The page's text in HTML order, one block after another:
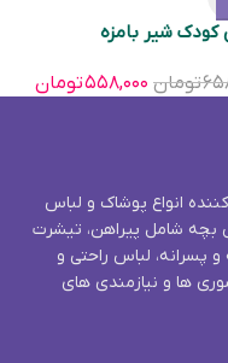
کودک شیر بامزه
تومان ۵۵۸,۰۰۰تومان
کننده انواع پوشاک و لباس
بچه شامل پیراهن، تیشرت
پسرانه، لباس راحتی و
ها و نیازمندی های